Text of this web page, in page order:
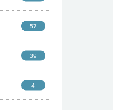
57
39
4